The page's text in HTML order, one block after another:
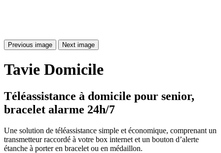
Previous image Next image
Tavie Domicile
Téléassistance à domicile pour senior,
bracelet alarme 24h/7
Une solution de téléassistance simple et économique, comprenant un
transmetteur raccordé à votre box internet et un bouton d’alerte
étanche à porter en bracelet ou en médaillon.